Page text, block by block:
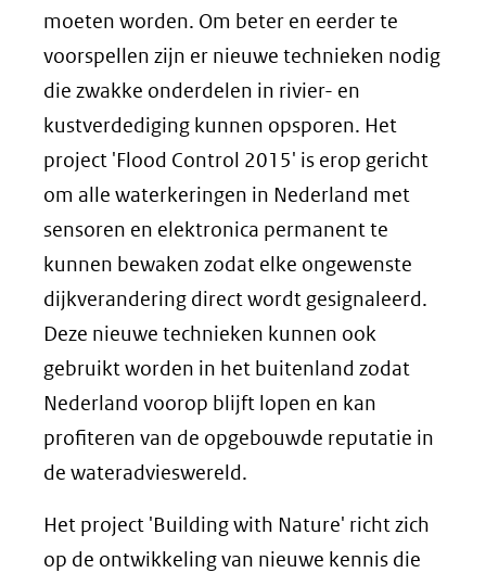
moeten worden. Om beter en eerder te
voorspellen zijn er nieuwe technieken nodig
die zwakke onderdelen in rivier- en
kustverdediging kunnen opsporen. Het
project 'Flood Control 2015' is erop gericht
om alle waterkeringen in Nederland met
sensoren en elektronica permanent te
kunnen bewaken zodat elke ongewenste
dijkverandering direct wordt gesignaleerd.
Deze nieuwe technieken kunnen ook
gebruikt worden in het buitenland zodat
Nederland voorop blijft lopen en kan
profiteren van de opgebouwde reputatie in
de wateradvieswereld.
Het project 'Building with Nature' richt zich
op de ontwikkeling van nieuwe kennis die